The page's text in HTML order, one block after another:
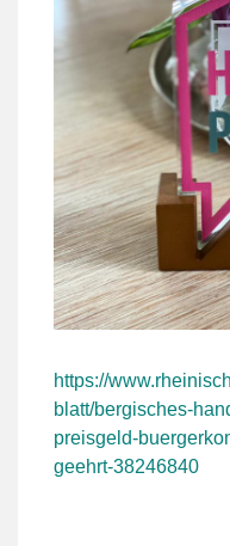
https://
blatt/bergisches-
preisgeld-
geehrt-38246840